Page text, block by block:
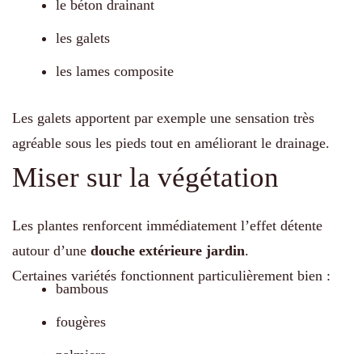
le béton drainant
les galets
les lames composite
Les galets apportent par exemple une sensation très
agréable sous les pieds tout en améliorant le drainage.
Miser sur la végétation
Les plantes renforcent immédiatement l’effet détente
autour d’une douche extérieure jardin.
Certaines variétés fonctionnent particulièrement bien :
bambous
fougères